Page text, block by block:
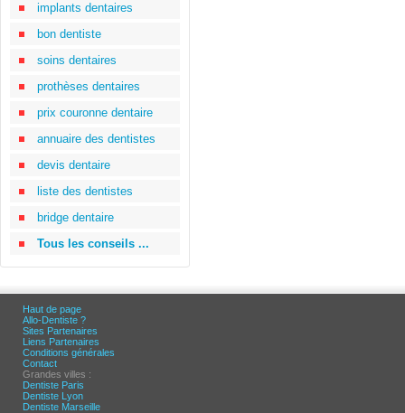
implants dentaires
bon dentiste
soins dentaires
prothèses dentaires
prix couronne dentaire
annuaire des dentistes
devis dentaire
liste des dentistes
bridge dentaire
Tous les conseils ...
Haut de page
Allo-Dentiste ?
Sites Partenaires
Liens Partenaires
Conditions générales
Contact
Grandes villes :
Dentiste Paris
Dentiste Lyon
Dentiste Marseille